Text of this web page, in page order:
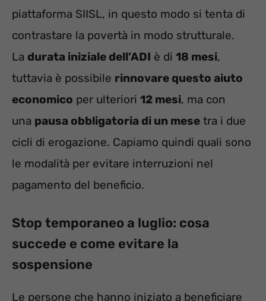
piattaforma SIISL, in questo modo si tenta di
contrastare la povertà in modo strutturale.
La durata iniziale dell’ADI è di 18 mesi,
tuttavia è possibile rinnovare questo aiuto
economico per ulteriori 12 mesi, ma con
una pausa obbligatoria di un mese tra i due
cicli di erogazione. Capiamo quindi quali sono
le modalità per evitare interruzioni nel
pagamento del beneficio.
Stop temporaneo a luglio: cosa
succede e come evitare la
sospensione
Le persone che hanno iniziato a beneficiare